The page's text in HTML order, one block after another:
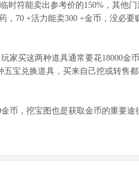
时符能卖出参考价的150%，其他门
，70 +活力能卖300 +金币，没必要
家买这两种道具通常要花18000金
宝兑换道具，买来自己挖或转售
币，挖宝图也是获取金币的重要途